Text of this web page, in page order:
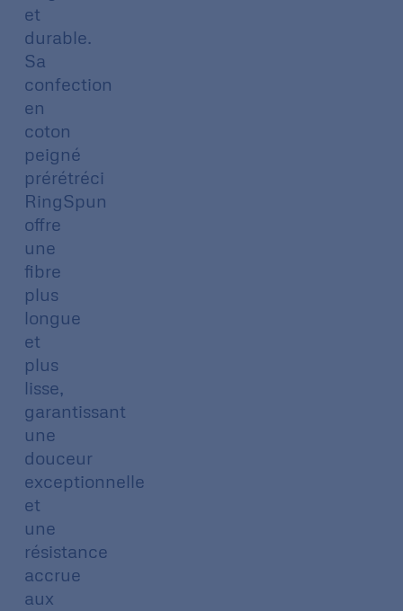
et
durable.
Sa
confection
en
coton
peigné
prérétréci
RingSpun
offre
une
fibre
plus
longue
et
plus
lisse,
garantissant
une
douceur
exceptionnelle
et
une
résistance
accrue
aux